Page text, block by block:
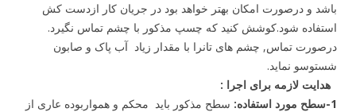
باشد و درصورت امکان بهتر خواهد بود در جریان کار ازدست کش
استفاده شود.کوشش کنید که چسپ مذکور با چشم تماس نگیرد.
درصورت تماس, چشم های تانرا با مقدار زیاد آب پاک و صابون
شستوسو نماید.
هدایت لازمه برای اجرا :
1-سطح مورد استفاده:
سطح مذکور باید محکم و همواربوده عاری از